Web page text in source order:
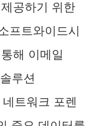
공하기 위한
프트와이드시
해 이메일
루션
트워크 포렌